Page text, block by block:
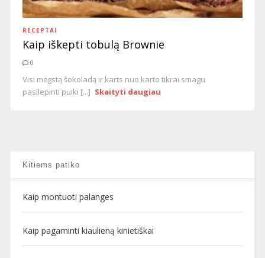
RECEPTAI
Kaip iškepti tobulą Brownie
0
Visi mėgstą šokoladą ir karts nuo karto tikrai smagu
pasilepinti puiki [...] Skaityti daugiau
Kitiems patiko
Kaip montuoti palanges
Kaip pagaminti kiaulieną kinietiškai